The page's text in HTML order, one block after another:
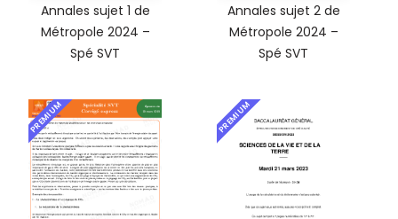
Annales sujet 1 de
Métropole 2024 –
Spé SVT
Annales sujet 2 de
Métropole 2024 –
Spé SVT
PREMIUM PREMIUM